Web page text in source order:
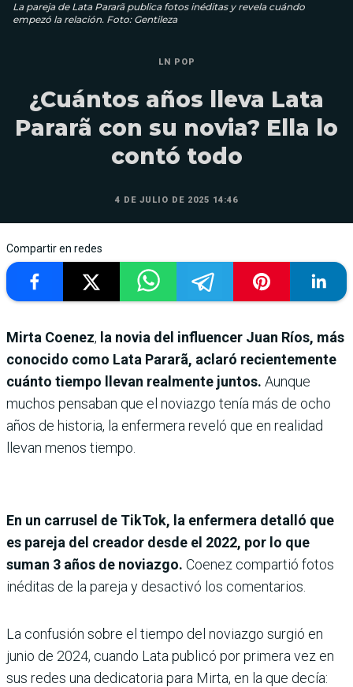
La pareja de Lata Pararã publica fotos inéditas y revela cuándo
empezó la relación. Foto: Gentileza
LN POP
¿Cuántos años lleva Lata
Pararã con su novia? Ella lo
contó todo
4 DE JULIO DE 2025 14:46
Compartir en redes
Mirta Coenez, la novia del influencer Juan Ríos, más
conocido como Lata Pararã, aclaró recientemente
cuánto tiempo llevan realmente juntos. Aunque
muchos pensaban que el noviazgo tenía más de ocho
años de historia, la enfermera reveló que en realidad
llevan menos tiempo.
En un carrusel de TikTok, la enfermera detalló que
es pareja del creador desde el 2022, por lo que
suman 3 años de noviazgo. Coenez compartió fotos
inéditas de la pareja y desactivó los comentarios.
La confusión sobre el tiempo del noviazgo surgió en
junio de 2024, cuando Lata publicó por primera vez en
sus redes una dedicatoria para Mirta, en la que decía: